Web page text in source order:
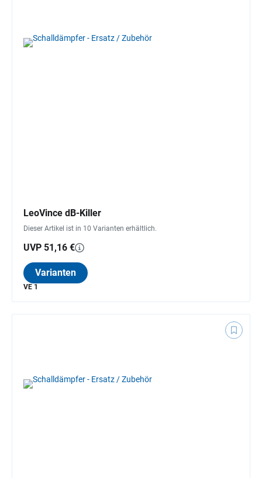
LeoVince dB-Killer
Dieser Artikel ist in 10 Varianten erhältlich.
UVP 51,16 €
Varianten
VE 1